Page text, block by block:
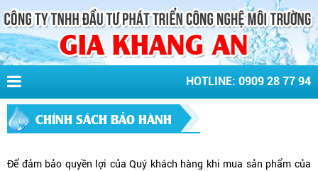
HOTLINE: 0909 28 77 94
CHÍNH SÁCH BẢO HÀNH
Để đảm bảo quyền lợi của Quý khách hàng khi mua sản phẩm của